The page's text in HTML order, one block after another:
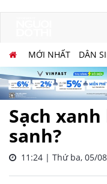
MỚI NHẤT DÂN
Sạch
sanh?
11:24 | Thứ ba, 05/